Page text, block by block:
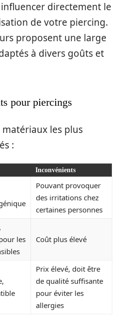
directement le
de votre piercing.
proposent une large
à divers goûts et
pour piercings
les plus
:
Inconvénients
Pouvant provoquer
des irritations chez
certaines personnes
les
Coût plus élevé
Prix élevé, doit être
de qualité suffisante
pour éviter les
allergies